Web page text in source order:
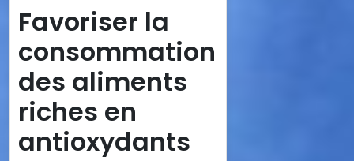
Favoriser la
consommation
des aliments
riches en
antioxydants